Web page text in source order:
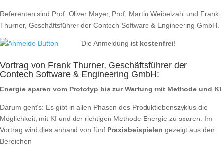
Referenten sind Prof. Oliver Mayer, Prof. Martin Weibelzahl und Frank
Thurner, Geschäftsführer der Contech Software & Engineering GmbH.
Die Anmeldung ist kostenfrei!
Vortrag von Frank Thurner, Geschäftsführer der
Contech Software & Engineering GmbH:
Energie sparen vom Prototyp bis zur Wartung mit Methode und KI
Darum geht’s: Es gibt in allen Phasen des Produktlebenszyklus die
Möglichkeit, mit KI und der richtigen Methode Energie zu sparen. Im
Vortrag wird dies anhand von fünf Praxisbeispielen gezeigt aus den
Bereichen